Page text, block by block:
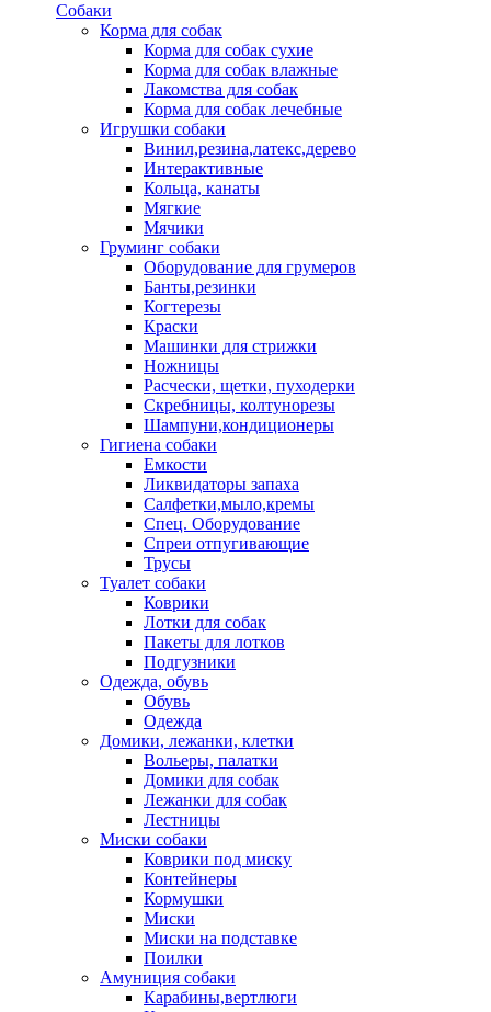
Собаки
Корма для собак
Корма для собак сухие
Корма для собак влажные
Лакомства для собак
Корма для собак лечебные
Игрушки собаки
Винил,резина,латекс,дерево
Интерактивные
Кольца, канаты
Мягкие
Мячики
Груминг собаки
Оборудование для грумеров
Банты,резинки
Когтерезы
Краски
Машинки для стрижки
Ножницы
Расчески, щетки, пуходерки
Скребницы, колтунорезы
Шампуни,кондиционеры
Гигиена собаки
Емкости
Ликвидаторы запаха
Салфетки,мыло,кремы
Спец. Оборудование
Спреи отпугивающие
Трусы
Туалет собаки
Коврики
Лотки для собак
Пакеты для лотков
Подгузники
Одежда, обувь
Обувь
Одежда
Домики, лежанки, клетки
Вольеры, палатки
Домики для собак
Лежанки для собак
Лестницы
Миски собаки
Коврики под миску
Контейнеры
Кормушки
Миски
Миски на подставке
Поилки
Амуниция собаки
Карабины,вертлюги